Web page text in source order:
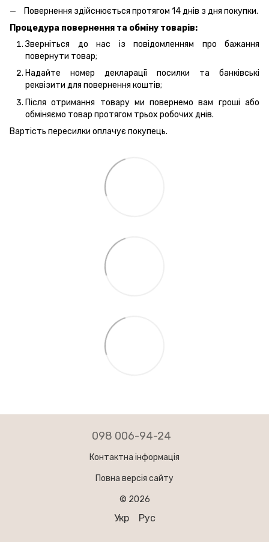
Повернення здійснюється протягом 14 днів з дня покупки.
Процедура повернення та обміну товарів:
Зверніться до нас із повідомленням про бажання
повернути товар;
Надайте номер декларації посилки та банківські
реквізити для повернення коштів;
Після отримання товару ми повернемо вам гроші або
обміняємо товар протягом трьох робочих днів.
Вартість пересилки оплачує покупець.
098 006-94-24
Контактна інформація
Повна версія сайту
© 2026
Укр Рус